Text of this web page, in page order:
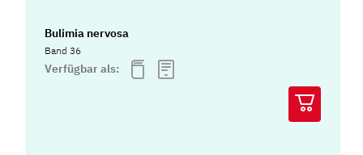
Bulimia nervosa
Band 36
Verfügbar als: